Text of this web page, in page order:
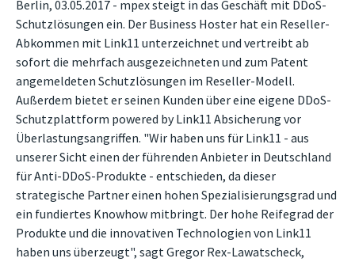
Berlin, 03.05.2017 - mpex steigt in das Geschäft mit DDoS-
Schutzlösungen ein. Der Business Hoster hat ein Reseller-
Abkommen mit Link11 unterzeichnet und vertreibt ab
sofort die mehrfach ausgezeichneten und zum Patent
angemeldeten Schutzlösungen im Reseller-Modell.
Außerdem bietet er seinen Kunden über eine eigene DDoS-
Schutzplattform powered by Link11 Absicherung vor
Überlastungsangriffen. "Wir haben uns für Link11 - aus
unserer Sicht einen der führenden Anbieter in Deutschland
für Anti-DDoS-Produkte - entschieden, da dieser
strategische Partner einen hohen Spezialisierungsgrad und
ein fundiertes Knowhow mitbringt. Der hohe Reifegrad der
Produkte und die innovativen Technologien von Link11
haben uns überzeugt", sagt Gregor Rex-Lawatscheck,